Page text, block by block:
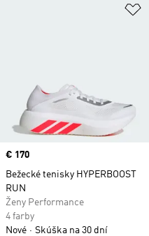
Price
€ 170
Bežecké tenisky HYPERBOOST
RUN
Ženy Performance
4 farby
Nové
Skúška na 30 dní